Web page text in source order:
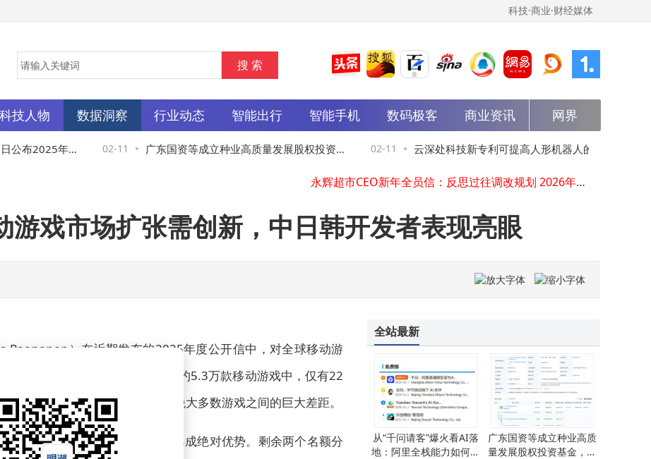
科技·商业·财经媒体
科技人物 数据洞察 行业动态 智能出行 智能手机 数码极客 商业资讯 网界
布2025年全 02-11 广东国资等成立种业高质量发展股权投资基 02-11 云深处科技新专利可提高人形机器人的跌倒
恢复能力
雷军直播透露：初代SU7停产交付超36万辆，新SU7多项升级4月将上市
2025微博热搜揭晓：雷军领衔互联网人物榜，DeepSeek领跑AI产品榜
雷军直播官宣：初代小米SU7停产，新一代SU7四月发布实力升级
永辉超市CEO新年全员信：反思过往调改规划 2026年聚焦商品门店组织三大深耕方向
雷军官宣初代SU7停产，新一代SU7 4月将至，配置升级引市场期待
戏市场扩张需创新，中日韩开发者表现亮眼
Paananen）在近期发布的2025年度公开信中，对全球移动游
究，自2020年以来全球发布的约5.3万款移动游戏中，仅有22
。这一数据凸显了头部产品与绝大多数游戏之间的巨大差距。
三国开发者占据了20个席位，形成绝对优势。剩余两个名额分
全站最新
从“千问请客”爆火看AI落
地：阿里全栈能力如何打
广东国资等成立种业高质
量发展股权投资基金，出